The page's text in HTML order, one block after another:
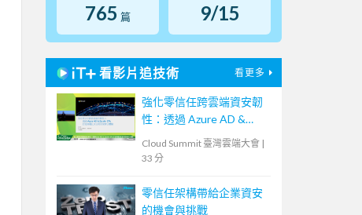
765 篇 9/15
看影片追技術 看更多
強化零信任跨雲端資安韌
性：透過 Azure AD &
Zscaler ZPA 打造無縫且
安全的居家辦公體驗
Cloud Summit 臺灣雲端大會 |
33 分
零信任架構帶給企業資安
的機會與挑戰